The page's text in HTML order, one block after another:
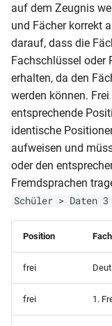
Klasse – 1 seitig -
dynamisch)
RLP-GES-JZ
RLP-GES-JZ
6)
RLP-GES-HJZ
RLP-GES-HJZ
6)
RLP-GES-AZ
RLP-GES-AS
Realschule)
RLP-GES-AS
Schülerpersonalblatt
Angehörigen und
Schülerpersonalblatt
Fremdsprachen)A5
Vorbildung und
Herkunftsschule)
Vorbildung)
auf dem Zeugnis
und Fächer korrekt
darauf, dass die
Fachschlüssel oder
erhalten, da den
werden können.
entsprechende
identische
aufweisen und
oder den
Fremdsprachen
Schüler > Daten 3
Position
frei
frei 1.